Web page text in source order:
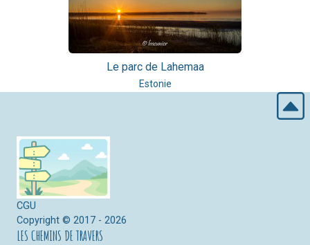
Le parc de Lahemaa
Estonie
CGU
Copyright © 2017 - 2026
LES CHEMINS DE TRAVERS